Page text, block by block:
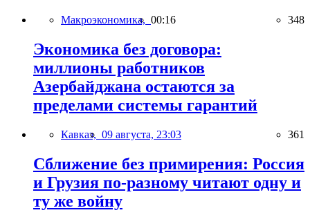
Макроэкономика, 00:16 348
Экономика без договора:
миллионы работников
Азербайджана остаются за
пределами системы гарантий
Кавказ, 09 августа, 23:03 361
Сближение без примирения: Россия
и Грузия по-разному читают одну и
ту же войну